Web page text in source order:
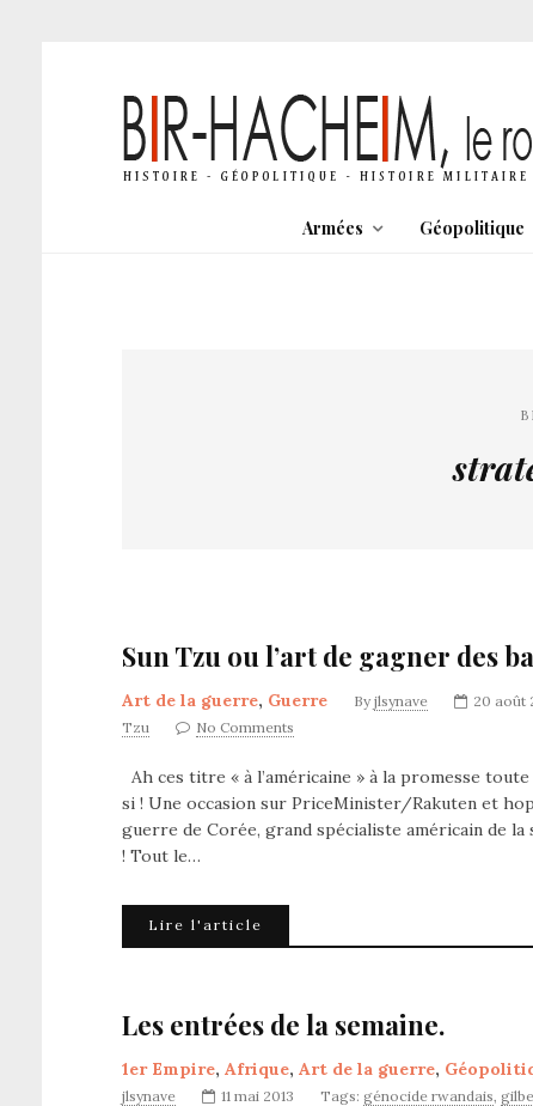
Armées Géopolitique
Sun Tzu ou l’art de gagner des
Art de la guerre, Guerre By jlsynave 20 août
Tzu
No Comments
Ah ces titre « à l’américaine » à la promesse
si ! Une occasion sur PriceMinister/Rakuten et
guerre de Corée, grand spécialiste américain de
! Tout le…
Lire l'article
Les entrées de la semaine.
1er Empire, Afrique, Art de la guerre,
jlsynave
11 mai 2013 Tags: génocide rwandais,